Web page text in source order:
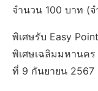
จำนวน 100 บาท (
พิเศษรับ Easy
พิเศษเฉลิมมหานคร
ที่ 9 กันยายน 2567